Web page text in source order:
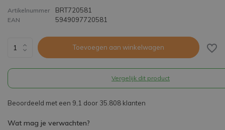
Artikelnummer BRT720581
EAN 5949097720581
Toevoegen aan winkelwagen
Vergelijk dit product
Beoordeeld met een 9,1 door 35.808 klanten
Wat mag je verwachten?